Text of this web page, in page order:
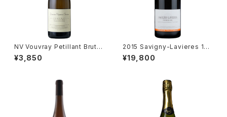
NV Vouvray Petillant Brut /
Dm. Vigneau-Chevreau
¥3,850
2015 Savigny-Lavieres 1er
Cru / Dm. Tollot Beaut
¥19,800